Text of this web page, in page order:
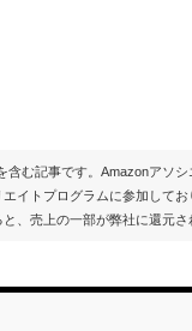
む記事です。Amazonアソシ
イトプログラムに参加して
、売上の一部が弊社に還元さ